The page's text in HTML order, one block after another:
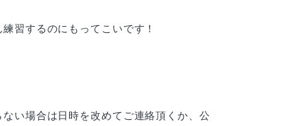
習するのにもってこいです！
い場合は日時を改めてご連絡頂くか、公